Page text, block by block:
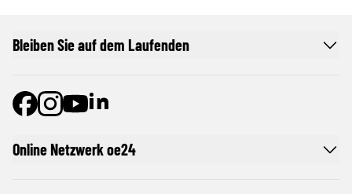
Online Netzwerk oe24
Bleiben Sie auf dem Laufenden